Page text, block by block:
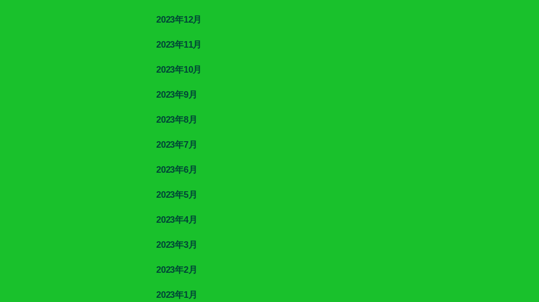
2023年12月
2023年11月
2023年10月
2023年9月
2023年8月
2023年7月
2023年6月
2023年5月
2023年4月
2023年3月
2023年2月
2023年1月